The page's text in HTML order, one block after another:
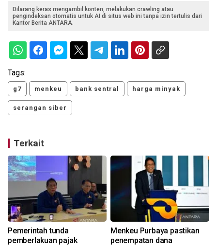
Dilarang keras mengambil konten, melakukan crawling atau
pengindeksan otomatis untuk AI di situs web ini tanpa izin tertulis dari
Kantor Berita ANTARA.
Tags:
g7 menkeu bank sentral harga minyak
serangan siber
Terkait
Pemerintah tunda
pemberlakuan pajak
Menkeu Purbaya pastikan
penempatan dana